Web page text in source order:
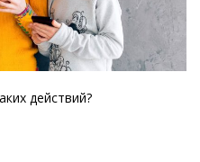
действий?